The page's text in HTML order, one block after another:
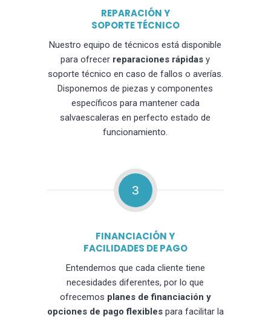
REPARACIÓN Y
SOPORTE TÉCNICO
Nuestro equipo de técnicos está disponible
para ofrecer reparaciones rápidas y
soporte técnico en caso de fallos o averías.
Disponemos de piezas y componentes
específicos para mantener cada
salvaescaleras en perfecto estado de
funcionamiento.
3
FINANCIACIÓN Y
FACILIDADES DE PAGO
Entendemos que cada cliente tiene
necesidades diferentes, por lo que
ofrecemos planes de financiación y
opciones de pago flexiblespara facilitar la